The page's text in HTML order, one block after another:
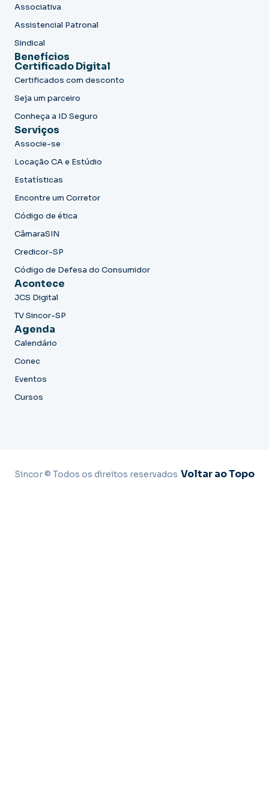
Associativa
Assistencial Patronal
Sindical
Benefícios
Certificado Digital
Certificados com desconto
Seja um parceiro
Conheça a ID Seguro
Serviços
Associe-se
Locação CA e Estúdio
Estatísticas
Encontre um Corretor
Código de ética
CâmaraSIN
Credicor-SP
Código de Defesa do Consumidor
Acontece
JCS Digital
TV Sincor-SP
Agenda
Calendário
Conec
Eventos
Cursos
Sincor © Todos os direitos reservados Voltar ao Topo